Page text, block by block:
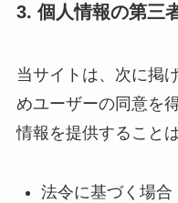
3. 個人情報の第三
当サイトは、次に掲
めユーザーの同意を
情報を提供すること
法令に基づく場合